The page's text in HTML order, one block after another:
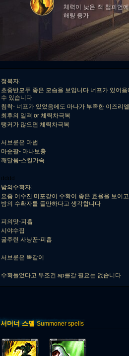
체력이 낮은 적 챔피언
해량 증가
정복자:
초중반모두 좋은 모습을 보입니다 너프가 있어
수 있습니다
침착- 너프가 있었음에도 마나가 부족한 이즈리
최후의 일격 or 체력차극복
탱커가 많으면 체력차극복
서브룬은 마법
마순팔- 마나보충
깨달음-스킬가속
dddd
밤의수확자:
요즘 어수진 미포같이 수확이 좋은 효율을 보이
밤의 수확자를 들만하다고 생각합니다
피의맛-피흡
시야수집
굶주린 사냥꾼-피흡
서브룬은 똑같이
수확들었다고 무조건 ap를갈 필요는 없습니다
서머너 스펠Summoner spells